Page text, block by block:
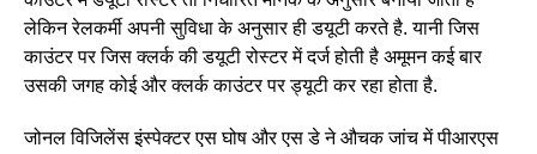
लेकिन रेलकर्मी अपनी सुविधा के अनुसार ही डयूटी करते है. यानी जिस
काउंटर पर जिस क्लर्क की डयूटी रोस्टर में दर्ज होती है अमूमन कई बार
उसकी जगह कोई और क्लर्क काउंटर पर ड्यूटी कर रहा होता है.
जोनल विजिलेंस इंस्पेक्टर एस घोष और एस डे ने औचक जांच में पीआरएस